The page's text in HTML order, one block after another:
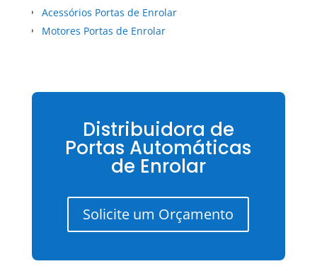
Acessórios Portas de Enrolar
Motores Portas de Enrolar
Distribuidora de
Portas Automáticas
de Enrolar
Solicite um Orçamento